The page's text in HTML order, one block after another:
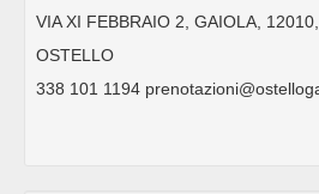
VIA XI FEBBRAIO 2, GAIOLA,
OSTELLO
338 101 1194